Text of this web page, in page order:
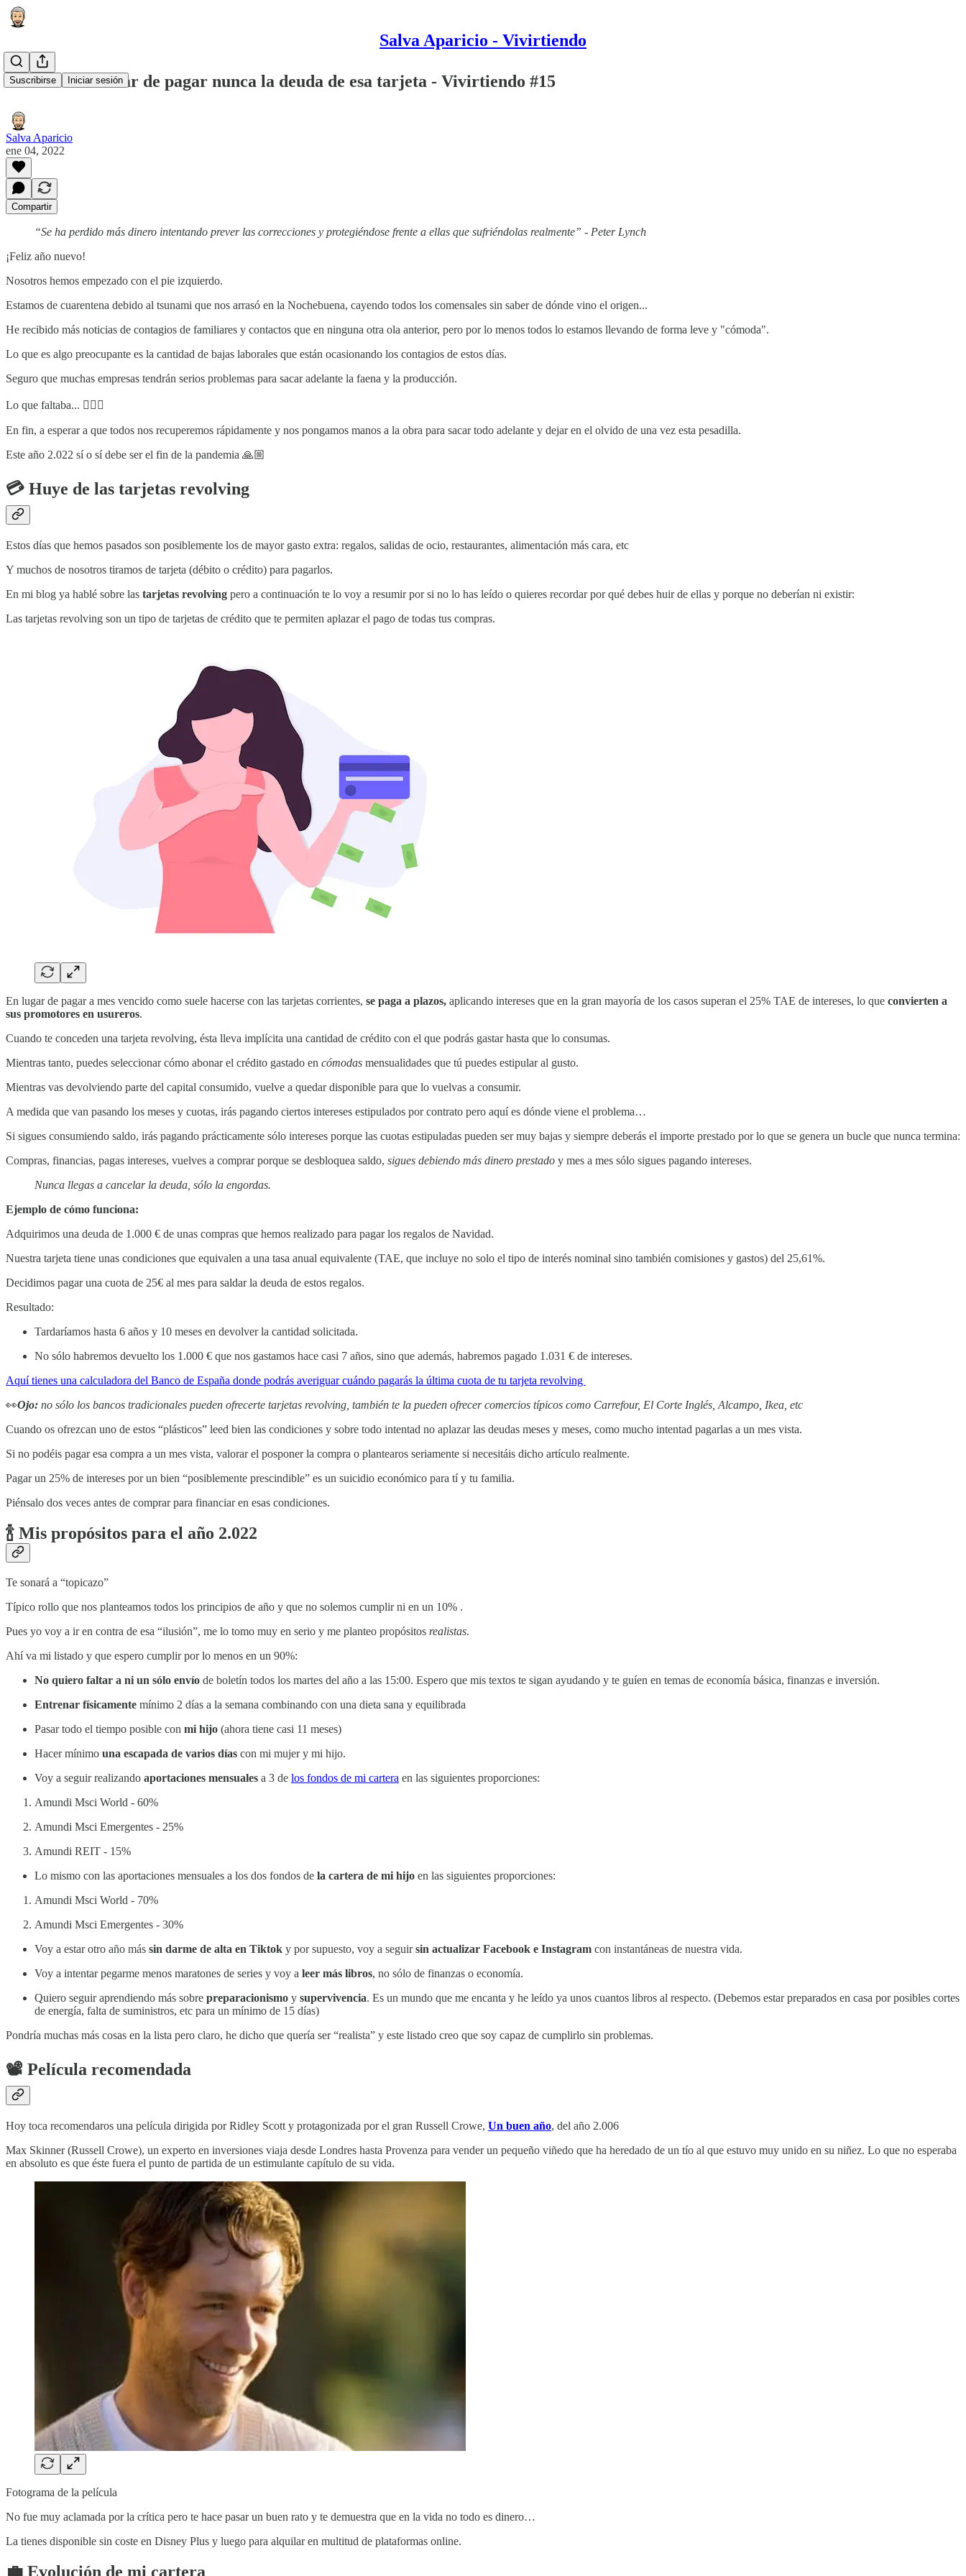
Salva Aparicio - Vivirtiendo
Suscribirse Iniciar sesión
No vas a terminar de pagar nunca la deuda de esa tarjeta - Vivirtiendo #15
Salva Aparicio
ene 04, 2022
Compartir
“Se ha perdido más dinero intentando prever las correcciones y protegiéndose frente a ellas que sufriéndolas realmente” - Peter Lynch
¡Feliz año nuevo!
Nosotros hemos empezado con el pie izquierdo.
Estamos de cuarentena debido al tsunami que nos arrasó en la Nochebuena, cayendo todos los comensales sin saber de dónde vino el origen...
He recibido más noticias de contagios de familiares y contactos que en ninguna otra ola anterior, pero por lo menos todos lo estamos llevando de forma leve y "cómoda".
Lo que es algo preocupante es la cantidad de bajas laborales que están ocasionando los contagios de estos días.
Seguro que muchas empresas tendrán serios problemas para sacar adelante la faena y la producción.
Lo que faltaba... 🤦🏼‍♂️
En fin, a esperar a que todos nos recuperemos rápidamente y nos pongamos manos a la obra para sacar todo adelante y dejar en el olvido de una vez esta pesadilla.
Este año 2.022 sí o sí debe ser el fin de la pandemia 🙏🏼
💳 Huye de las tarjetas revolving
Estos días que hemos pasados son posiblemente los de mayor gasto extra: regalos, salidas de ocio, restaurantes, alimentación más cara, etc
Y muchos de nosotros tiramos de tarjeta (débito o crédito) para pagarlos.
En mi blog ya hablé sobre las tarjetas revolving pero a continuación te lo voy a resumir por si no lo has leído o quieres recordar por qué debes huir de ellas y porque no deberían ni existir:
Las tarjetas revolving son un tipo de tarjetas de crédito que te permiten aplazar el pago de todas tus compras.
En lugar de pagar a mes vencido como suele hacerse con las tarjetas corrientes, se paga a plazos, aplicando intereses que en la gran mayoría de los casos superan el 25% TAE de intereses, lo que convierten a
sus promotores en usureros.
Cuando te conceden una tarjeta revolving, ésta lleva implícita una cantidad de crédito con el que podrás gastar hasta que lo consumas.
Mientras tanto, puedes seleccionar cómo abonar el crédito gastado en cómodas mensualidades que tú puedes estipular al gusto.
Mientras vas devolviendo parte del capital consumido, vuelve a quedar disponible para que lo vuelvas a consumir.
A medida que van pasando los meses y cuotas, irás pagando ciertos intereses estipulados por contrato pero aquí es dónde viene el problema…
Si sigues consumiendo saldo, irás pagando prácticamente sólo intereses porque las cuotas estipuladas pueden ser muy bajas y siempre deberás el importe prestado por lo que se genera un bucle que nunca termina:
Compras, financias, pagas intereses, vuelves a comprar porque se desbloquea saldo, sigues debiendo más dinero prestado y mes a mes sólo sigues pagando intereses.
Nunca llegas a cancelar la deuda, sólo la engordas.
Ejemplo de cómo funciona:
Adquirimos una deuda de 1.000 € de unas compras que hemos realizado para pagar los regalos de Navidad.
Nuestra tarjeta tiene unas condiciones que equivalen a una tasa anual equivalente (TAE, que incluye no solo el tipo de interés nominal sino también comisiones y gastos) del 25,61%.
Decidimos pagar una cuota de 25€ al mes para saldar la deuda de estos regalos.
Resultado:
Tardaríamos hasta 6 años y 10 meses en devolver la cantidad solicitada.
No sólo habremos devuelto los 1.000 € que nos gastamos hace casi 7 años, sino que además, habremos pagado 1.031 € de intereses.
Aquí tienes una calculadora del Banco de España donde podrás averiguar cuándo pagarás la última cuota de tu tarjeta revolving
👀Ojo: no sólo los bancos tradicionales pueden ofrecerte tarjetas revolving, también te la pueden ofrecer comercios típicos como Carrefour, El Corte Inglés, Alcampo, Ikea, etc
Cuando os ofrezcan uno de estos “plásticos” leed bien las condiciones y sobre todo intentad no aplazar las deudas meses y meses, como mucho intentad pagarlas a un mes vista.
Si no podéis pagar esa compra a un mes vista, valorar el posponer la compra o plantearos seriamente si necesitáis dicho artículo realmente.
Pagar un 25% de intereses por un bien “posiblemente prescindible” es un suicidio económico para tí y tu familia.
Piénsalo dos veces antes de comprar para financiar en esas condiciones.
🍾 Mis propósitos para el año 2.022
Te sonará a “topicazo”
Típico rollo que nos planteamos todos los principios de año y que no solemos cumplir ni en un 10% .
Pues yo voy a ir en contra de esa “ilusión”, me lo tomo muy en serio y me planteo propósitos realistas.
Ahí va mi listado y que espero cumplir por lo menos en un 90%:
No quiero faltar a ni un sólo envío de boletín todos los martes del año a las 15:00. Espero que mis textos te sigan ayudando y te guíen en temas de economía básica, finanzas e inversión.
Entrenar físicamente mínimo 2 días a la semana combinando con una dieta sana y equilibrada
Pasar todo el tiempo posible con mi hijo (ahora tiene casi 11 meses)
Hacer mínimo una escapada de varios días con mi mujer y mi hijo.
Voy a seguir realizando aportaciones mensuales a 3 de los fondos de mi cartera en las siguientes proporciones:
Amundi Msci World - 60%
Amundi Msci Emergentes - 25%
Amundi REIT - 15%
Lo mismo con las aportaciones mensuales a los dos fondos de la cartera de mi hijo en las siguientes proporciones:
Amundi Msci World - 70%
Amundi Msci Emergentes - 30%
Voy a estar otro año más sin darme de alta en Tiktok y por supuesto, voy a seguirsin actualizar Facebook e Instagram con instantáneas de nuestra vida.
Voy a intentar pegarme menos maratones de series y voy a leer más libros, no sólo de finanzas o economía.
Quiero seguir aprendiendo más sobre preparacionismo y supervivencia. Es un mundo que me encanta y he leído ya unos cuantos libros al respecto. (Debemos estar preparados en casa por posibles cortes
de energía, falta de suministros, etc para un mínimo de 15 días)
Pondría muchas más cosas en la lista pero claro, he dicho que quería ser “realista” y este listado creo que soy capaz de cumplirlo sin problemas.
📽️ Película recomendada
Hoy toca recomendaros una película dirigida por Ridley Scott y protagonizada por el gran Russell Crowe, Un buen año, del año 2.006
Max Skinner (Russell Crowe), un experto en inversiones viaja desde Londres hasta Provenza para vender un pequeño viñedo que ha heredado de un tío al que estuvo muy unido en su niñez. Lo que no esperaba
en absoluto es que éste fuera el punto de partida de un estimulante capítulo de su vida.
Fotograma de la película
No fue muy aclamada por la crítica pero te hace pasar un buen rato y te demuestra que en la vida no todo es dinero…
La tienes disponible sin coste en Disney Plus y luego para alquilar en multitud de plataformas online.
💼 Evolución de mi cartera